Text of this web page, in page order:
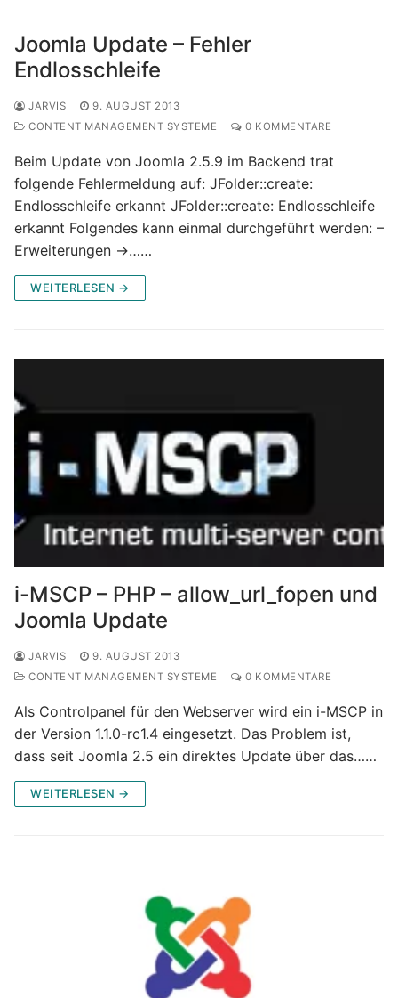
Joomla Update – Fehler
Endlosschleife
JARVIS
9. AUGUST 2013
CONTENT MANAGEMENT SYSTEME
0 KOMMENTARE
Beim Update von Joomla 2.5.9 im Backend trat
folgende Fehlermeldung auf: JFolder::create:
Endlosschleife erkannt JFolder::create: Endlosschleife
erkannt Folgendes kann einmal durchgeführt werden: –
Erweiterungen ->……
WEITERLESEN →
i-MSCP – PHP – allow_url_fopen und
Joomla Update
JARVIS
9. AUGUST 2013
CONTENT MANAGEMENT SYSTEME
0 KOMMENTARE
Als Controlpanel für den Webserver wird ein i-MSCP in
der Version 1.1.0-rc1.4 eingesetzt. Das Problem ist,
dass seit Joomla 2.5 ein direktes Update über das……
WEITERLESEN →